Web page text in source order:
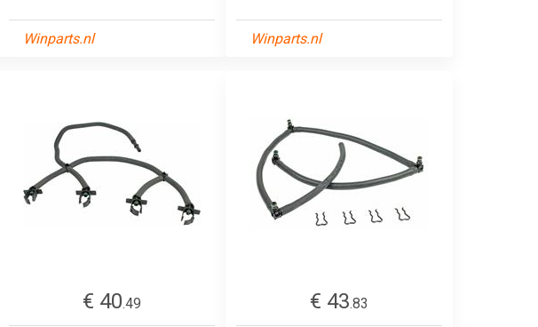
Winparts.nl Winparts.nl
€ 40.49
€ 43.83